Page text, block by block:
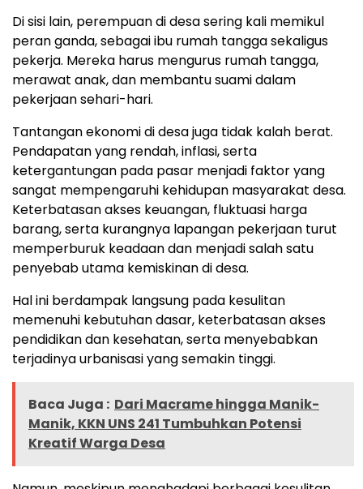
Di sisi lain, perempuan di desa sering kali memikul
peran ganda, sebagai ibu rumah tangga sekaligus
pekerja. Mereka harus mengurus rumah tangga,
merawat anak, dan membantu suami dalam
pekerjaan sehari-hari.
Tantangan ekonomi di desa juga tidak kalah berat.
Pendapatan yang rendah, inflasi, serta
ketergantungan pada pasar menjadi faktor yang
sangat mempengaruhi kehidupan masyarakat desa.
Keterbatasan akses keuangan, fluktuasi harga
barang, serta kurangnya lapangan pekerjaan turut
memperburuk keadaan dan menjadi salah satu
penyebab utama kemiskinan di desa.
Hal ini berdampak langsung pada kesulitan
memenuhi kebutuhan dasar, keterbatasan akses
pendidikan dan kesehatan, serta menyebabkan
terjadinya urbanisasi yang semakin tinggi.
Baca Juga : Dari Macrame hingga Manik-
Manik, KKN UNS 241 Tumbuhkan Potensi
Kreatif Warga Desa